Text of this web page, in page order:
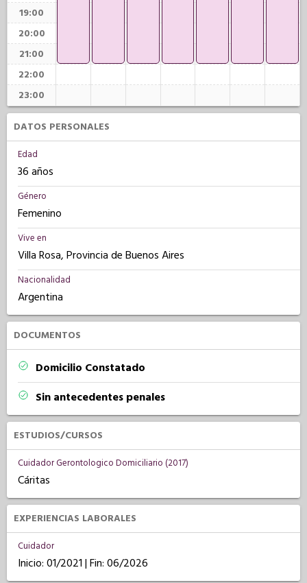
19:00
20:00
21:00
22:00
23:00
DATOS PERSONALES
Edad
36 años
Género
Femenino
Vive en
Villa Rosa, Provincia de Buenos Aires
Nacionalidad
Argentina
DOCUMENTOS
Domicilio Constatado
Sin antecedentes penales
ESTUDIOS/CURSOS
Cuidador Gerontologico Domiciliario (2017)
Cáritas
EXPERIENCIAS LABORALES
Cuidador
Inicio: 01/2021 | Fin: 06/2026